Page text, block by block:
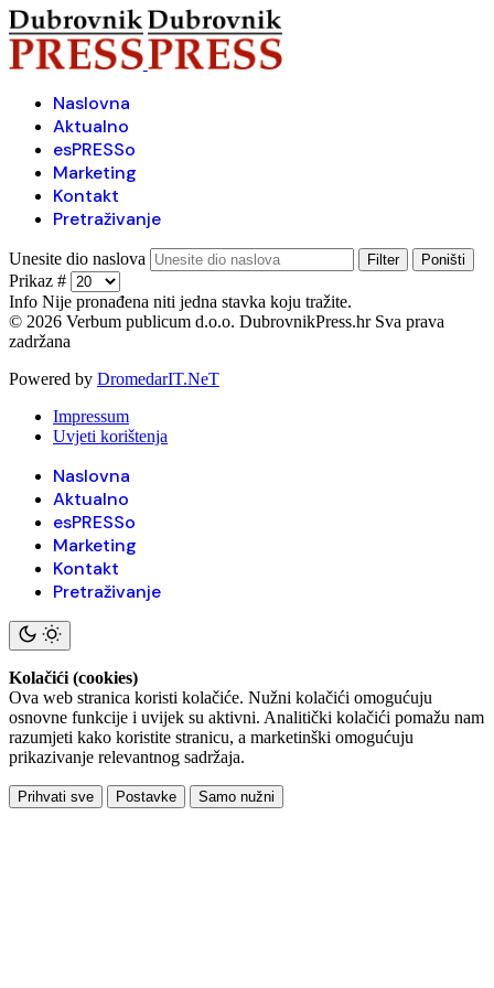
Naslovna
Aktualno
esPRESSo
Marketing
Kontakt
Pretraživanje
Unesite dio naslova Filter Poništi
Prikaz #
Info Nije pronađena niti jedna stavka koju tražite.
© 2026 Verbum publicum d.o.o. DubrovnikPress.hr Sva prava
zadržana
Powered by DromedarIT.NeT
Impressum
Uvjeti korištenja
Naslovna
Aktualno
esPRESSo
Marketing
Kontakt
Pretraživanje
Kolačići (cookies)
Ova web stranica koristi kolačiće. Nužni kolačići omogućuju
osnovne funkcije i uvijek su aktivni. Analitički kolačići pomažu nam
razumjeti kako koristite stranicu, a marketinški omogućuju
prikazivanje relevantnog sadržaja.
Prihvati sve Postavke Samo nužni